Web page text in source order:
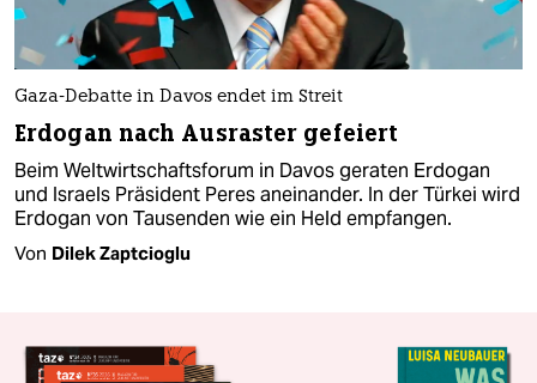
Gaza-Debatte in Davos endet im Streit
Erdogan nach Ausraster gefeiert
Beim Weltwirtschaftsforum in Davos geraten Erdogan
und Israels Präsident Peres aneinander. In der Türkei wird
Erdogan von Tausenden wie ein Held empfangen.
Von Dilek Zaptcioglu